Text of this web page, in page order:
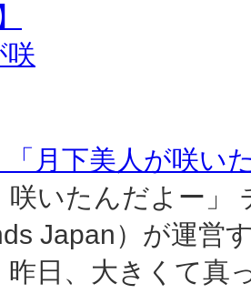
「月下美人が咲い
咲いたんだよー
Japan）が運営
昨日、大きくて真